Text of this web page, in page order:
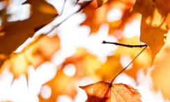
CONCORSI
EVENTI